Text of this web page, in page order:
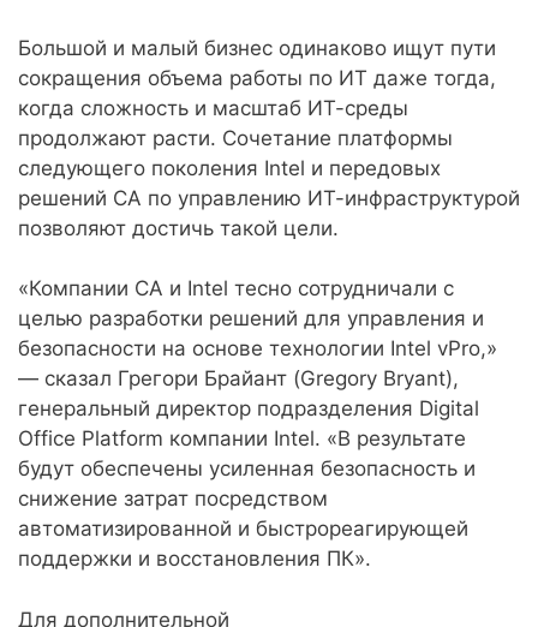
Большой и малый бизнес одинаково ищут пути
сокращения объема работы по ИТ даже тогда,
когда сложность и масштаб ИТ-среды
продолжают расти. Сочетание платформы
следующего поколения Intel и передовых
решений CA по управлению ИТ-инфраструктурой
позволяют достичь такой цели.
«Компании CA и Intel тесно сотрудничали с
целью разработки решений для управления и
безопасности на основе технологии Intel vPro,»
— сказал Грегори Брайант (Gregory Bryant),
генеральный директор подразделения Digital
Office Platform компании Intel. «В результате
будут обеспечены усиленная безопасность и
снижение затрат посредством
автоматизированной и быстрореагирующей
поддержки и восстановления ПК».
Для дополнительной